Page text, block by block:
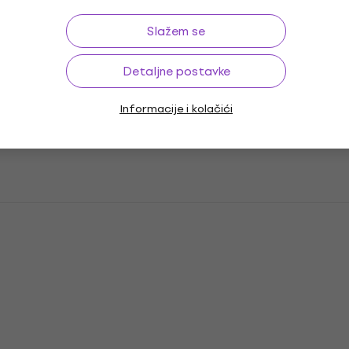
Slažem se
Detaljne postavke
Informacije i kolačići